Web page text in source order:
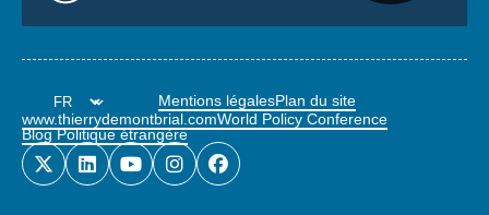
Mentions légalesPlan du site
www.thierrydemontbrial.comWorld Policy Conference
Blog Politique étrangère